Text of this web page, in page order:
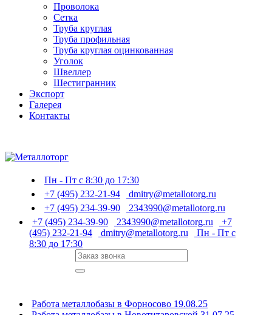
Проволока
Сетка
Труба круглая
Труба профильная
Труба круглая оцинкованная
Уголок
Швеллер
Шестигранник
Экспорт
Галерея
Контакты
Пн - Пт с 8:30 до 17:30
+7 (495) 232-21-94
dmitry@metallotorg.ru
+7 (495) 234-39-90
2343990@metallotorg.ru
+7 (495) 234-39-90
2343990@metallotorg.ru
+7
(495) 232-21-94
dmitry@metallotorg.ru
Пн - Пт с
8:30 до 17:30
Работа металлобазы в Форносово 19.08.25